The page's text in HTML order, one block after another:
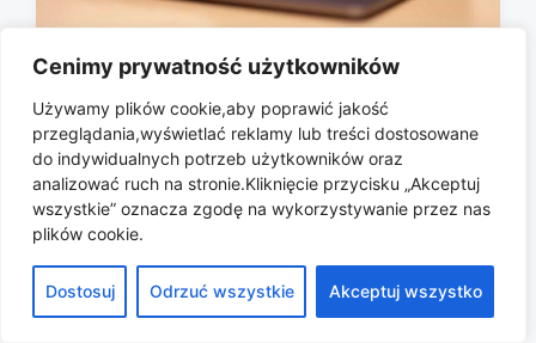
Cenimy prywatność użytkowników
Używamy plików cookie,aby poprawić jakość
przeglądania,wyświetlać reklamy lub treści dostosowane
do indywidualnych potrzeb użytkowników oraz
analizować ruch na stronie.Kliknięcie przycisku „Akceptuj
wszystkie” oznacza zgodę na wykorzystywanie przez nas
plików cookie.
Dostosuj Odrzuć wszystkie Akceptuj wszystko
Product placement w serialach na
Netflixie – czy nadal go zauważasz?
P
o
s
t
t
2026-06-09
Copyright © 2026 All rights reserved.